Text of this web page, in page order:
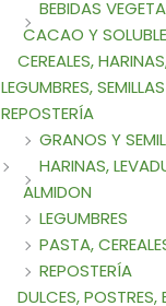
BEBIDAS
CACAO Y
CEREALES,
LEGUMBRES,
REPOSTERÍA
GRANOS Y
HARINAS,
ALMIDON
LEGUMBRES
PASTA,
REPOSTERÍA
DULCES, POSTRES,